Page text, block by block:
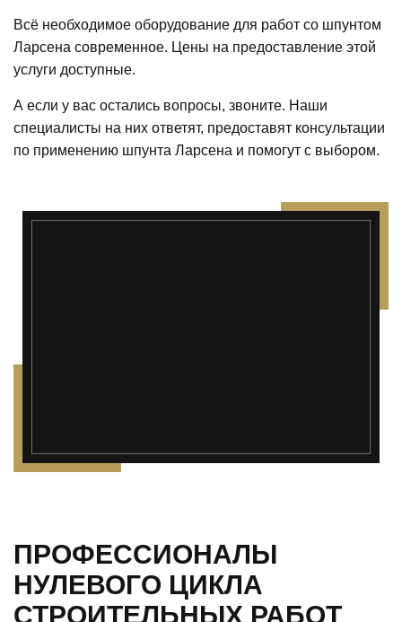
Всё необходимое оборудование для работ со шпунтом
Ларсена современное. Цены на предоставление этой
услуги доступные.
А если у вас остались вопросы, звоните. Наши
специалисты на них ответят, предоставят консультации
по применению шпунта Ларсена и помогут с выбором.
ПРОФЕССИОНАЛЫ
НУЛЕВОГО ЦИКЛА
СТРОИТЕЛЬНЫХ РАБОТ